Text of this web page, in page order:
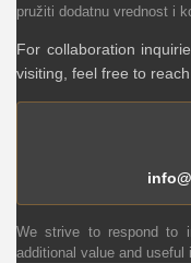
pružiti dodatnu vrednost i
For collaboration
visiting, feel free to
We strive to respond to
additional value and useful